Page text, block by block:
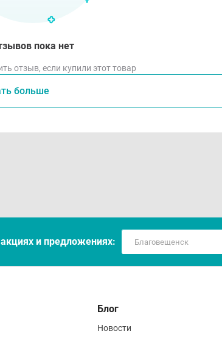
пока нет
отзыв, если купили этот товар
больше
и предложениях:
Блог
Новости